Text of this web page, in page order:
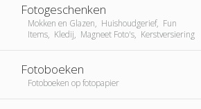
Fotogeschenken
Mokken en Glazen, Huishoudgerief, Fun
Items, Kledij, Magneet Foto's, Kerstversiering
Fotoboeken
Fotoboeken op fotopapier